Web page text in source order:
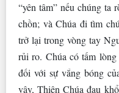
“yên tâm” nếu chúng ta
chồn; và Chúa đi tìm
trở lại trong vòng tay
rủi ro. Chúa có tấm
đối với sự vắng bóng
vậy, Thiên Chúa đau